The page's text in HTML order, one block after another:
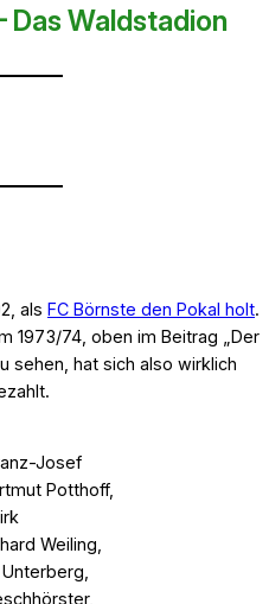
Das Waldstadion
als FC Börnste den Pokal holt.
1973/74, oben im Beitrag „Der
sehen, hat sich also wirklich
Josef
Potthoff,
Weiling,